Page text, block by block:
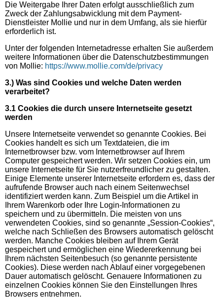
Die Weitergabe Ihrer Daten erfolgt ausschließlich zum
Zweck der Zahlungsabwicklung mit dem Payment-
Dienstleister Mollie und nur in dem Umfang, als sie hierfür
erforderlich ist.
Unter der folgenden Internetadresse erhalten Sie außerdem
weitere Informationen über die Datenschutzbestimmungen
von Mollie: https://www.mollie.com/de/privacy
3.) Was sind Cookies und welche Daten werden
verarbeitet?
3.1 Cookies die durch unsere Internetseite gesetzt
werden
Unsere Internetseite verwendet so genannte Cookies. Bei
Cookies handelt es sich um Textdateien, die im
Internetbrowser bzw. vom Internetbrowser auf Ihrem
Computer gespeichert werden. Wir setzen Cookies ein, um
unsere Internetseite für Sie nutzerfreundlicher zu gestalten.
Einige Elemente unserer Internetseite erfordern es, dass der
aufrufende Browser auch nach einem Seitenwechsel
identifiziert werden kann. Zum Beispiel um die Artikel in
Ihrem Warenkorb oder Ihre Login-Informationen zu
speichern und zu übermitteln. Die meisten von uns
verwendeten Cookies, sind so genannte „Session-Cookies“,
welche nach Schließen des Browsers automatisch gelöscht
werden. Manche Cookies bleiben auf Ihrem Gerät
gespeichert und ermöglichen eine Wiedererkennung bei
Ihrem nächsten Seitenbesuch (so genannte persistente
Cookies). Diese werden nach Ablauf einer vorgegebenen
Dauer automatisch gelöscht. Genauere Informationen zu
einzelnen Cookies können Sie den Einstellungen Ihres
Browsers entnehmen.